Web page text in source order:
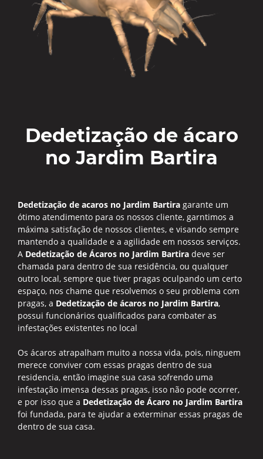
Dedetização de ácaro
no Jardim Bartira
Dedetização de acaros no Jardim Bartira garante um
ótimo atendimento para os nossos cliente, garntimos a
máxima satisfação de nossos clientes, e visando sempre
mantendo a qualidade e a agilidade em nossos serviços.
A Dedetização de Ácaros no Jardim Bartira deve ser
chamada para dentro de sua residência, ou qualquer
outro local, sempre que tiver pragas oculpando um certo
espaço, nos chame que resolvemos o seu problema com
pragas, a Dedetização de ácaros no Jardim Bartira,
possui funcionários qualificados para combater as
infestações existentes no local
Os ácaros atrapalham muito a nossa vida, pois, ninguem
merece conviver com essas pragas dentro de sua
residencia, então imagine sua casa sofrendo uma
infestação imensa dessas pragas, isso não pode ocorrer,
e por isso que a Dedetização de Ácaro no Jardim Bartira
foi fundada, para te ajudar a exterminar essas pragas de
dentro de sua casa.